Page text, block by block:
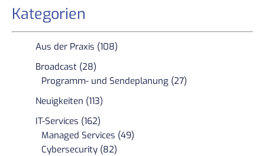
Kategorien
Aus der Praxis (108)
Broadcast (28)
Programm- und Sendeplanung (27)
Neuigkeiten (113)
IT-Services (162)
Managed Services (49)
Cybersecurity (82)